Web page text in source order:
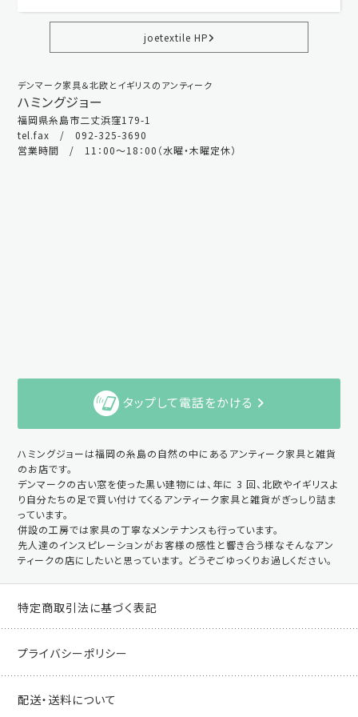
joetextile HP
デンマーク家具＆北欧とイギリスのアンティーク
ハミングジョー
福岡県糸島市二丈浜窪179-1
tel.fax / 092-325-3690
営業時間 / 11：00～18：00（水曜・木曜定休）
タップして電話をかける
ハミングジョーは福岡の糸島の自然の中にあるアンティーク家具と雑貨
のお店です。
デンマークの古い窓を使った黒い建物には、年に 3 回、北欧やイギリスよ
り自分たちの足で買い付けてくるアンティーク家具と雑貨がぎっしり詰ま
っています。
併設の工房では家具の丁寧なメンテナンスも行っています。
先人達のインスピレーションがお客様の感性と響き合う様なそんなアン
ティークの店にしたいと思っています。 どうぞごゆっくりお過しください。
特定商取引法に基づく表記
プライバシーポリシー
配送・送料について